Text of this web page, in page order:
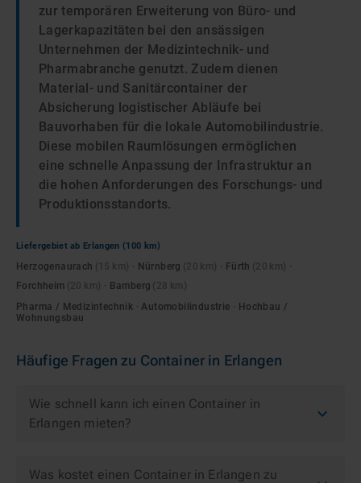
zur temporären Erweiterung von Büro- und
Lagerkapazitäten bei den ansässigen
Unternehmen der Medizintechnik- und
Pharmabranche genutzt. Zudem dienen
Material- und Sanitärcontainer der
Absicherung logistischer Abläufe bei
Bauvorhaben für die lokale Automobilindustrie.
Diese mobilen Raumlösungen ermöglichen
eine schnelle Anpassung der Infrastruktur an
die hohen Anforderungen des Forschungs- und
Produktionsstandorts.
Liefergebiet ab Erlangen (100 km)
Herzogenaurach · Nürnberg · Fürth
·
Forchheim
· Bamberg
Pharma / Medizintechnik · Automobilindustrie · Hochbau /
Wohnungsbau
Häufige Fragen zu Container in Erlangen
Wie schnell kann ich einen Container in
Erlangen mieten?
Was kostet einen Container in Erlangen zu